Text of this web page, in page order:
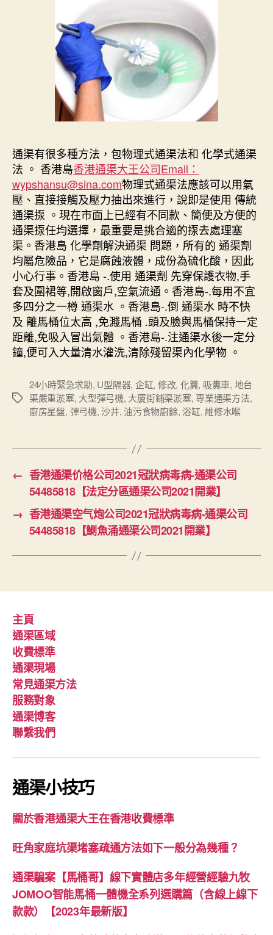
通渠有很多種方法，包物理式通渠法和 化學式通渠
法 。 香港島香港通渠大王公司Email：
wypshansu@sina.com物理式通渠法應該可以用氣
壓、直接接觸及壓力抽出來進行，說即是使用 傳統
通渠揼 。現在市面上已經有不同款、簡便及方便的
通渠揼任均選擇，最重要是挑合適的揼去處理塞
渠。香港島 化學劑解決通渠 問題，所有的 通渠劑
均屬危險品，它是腐蝕液體，成份為硫化酸，因此
小心行事。香港島 -.使用 通渠劑 先穿保護衣物,手
套及圍裙等,開啟窗戶,空氣流通。香港島-.每用不宜
多四分之一樽 通渠水 。香港島-.倒 通渠水 時不快
及 離馬桶位太高 ,免濺馬桶 .頭及臉與馬桶保持一定
距離,免吸入冒出氣體 。香港島-.注通渠水後一定分
鐘,便可入大量清水灌洗,清除殘留渠內化學物 。
Tags
24小時緊急求助, U型隔器, 企缸, 修改, 化糞, 吸糞車, 地台
渠嚴重淤塞, 大型彈弓機, 大廈街鋪渠淤塞,專業通渠方法,
廚房星盤, 彈弓機,沙井, 油污食物廚餘, 浴缸,維修水喉
← 香港通渠价格公司2021冠狀病毒病-通渠公司
54485818【法定分區通渠公司2021開業】
→ 香港通渠空气炮公司2021冠狀病毒病-通渠公司
54485818【鰂魚涌通渠公司2021開業】
主頁
通渠區域
收費標準
通渠現場
常見通渠方法
服務對象
通渠博客
聯繫我們
通渠小技巧
關於香港通渠大王在香港收費標準
旺角家庭坑渠堵塞疏通方法如下一般分為幾種？
通渠騙案【馬桶哥】線下實體店多年經營經驗九牧
JOMOO智能馬桶一體機全系列選購篇（含線上線下
款款）【2023年最新版】